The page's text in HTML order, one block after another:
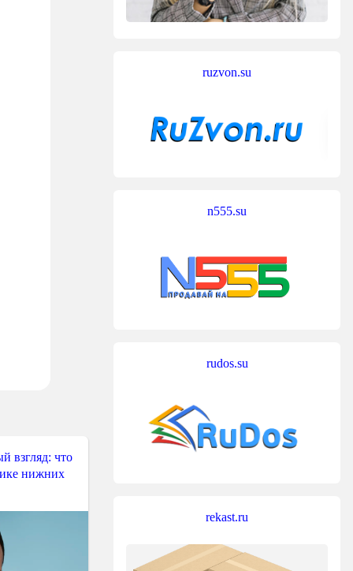
взгляд: что
нижних
ruzvon.su
n555.su
rudos.su
rekast.ru